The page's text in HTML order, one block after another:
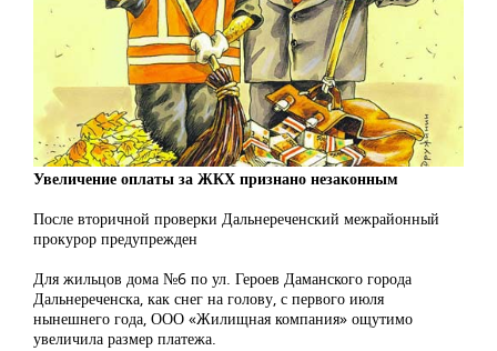
Увеличение оплаты за ЖКХ признано незаконным
После вторичной проверки Дальнереченский межрайонный
прокурор предупрежден
Для жильцов дома №6 по ул. Героев Даманского города
Дальнереченска, как снег на голову, с первого июля
нынешнего года, ООО «Жилищная компания» ощутимо
увеличила размер платежа.